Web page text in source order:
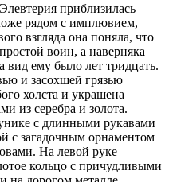
приблизилась
рядом с имплювием,
взгляда она поняла, что
воин, а наверняка
вид ему было лет тридцать.
и засохшей грязью
холста и украшена
из серебра и золота.
с длинными рукавами
с загадочным орнаментом
На левой руке
кольцо с причудливыми